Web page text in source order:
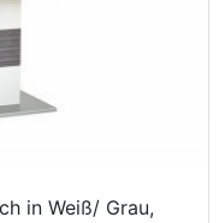
in Weiß/ Grau,